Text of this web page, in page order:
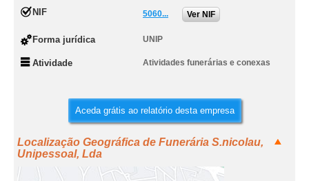
NIF 5060... Ver NIF
Forma jurídica UNIP
Atividade Atividades funerárias e conexas
Aceda grátis ao relatório desta empresa
Localização Geográfica de Funerária S.nicolau,
Unipessoal, Lda